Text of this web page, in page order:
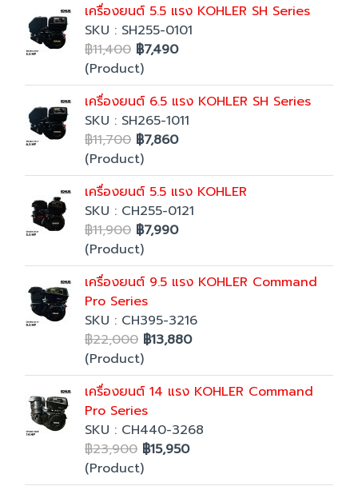
เครื่องยนต์ 5.5 แรง KOHLER SH Series
SKU : SH255-0101
฿11,400 ฿7,490
(Product)
เครื่องยนต์ 6.5 แรง KOHLER SH Series
SKU : SH265-1011
฿11,700 ฿7,860
(Product)
เครื่องยนต์ 5.5 แรง KOHLER
SKU : CH255-0121
฿11,900 ฿7,990
(Product)
เครื่องยนต์ 9.5 แรง KOHLER Command
Pro Series
SKU : CH395-3216
฿22,000 ฿13,880
(Product)
เครื่องยนต์ 14 แรง KOHLER Command
Pro Series
SKU : CH440-3268
฿23,900 ฿15,950
(Product)